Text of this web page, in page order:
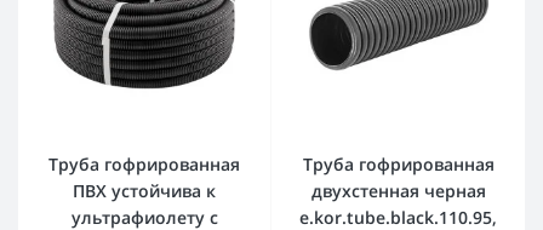
Труба гофрированная
ПВХ устойчива к
ультрафиолету с
Труба гофрированная
двухстенная черная
e.kor.tube.black.110.95,